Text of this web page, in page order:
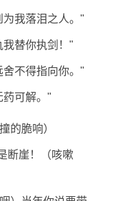
我落泪之人。"
替你执剑！"
不得指向你。"
药可解。"
的脆响）
断崖！（咳嗽